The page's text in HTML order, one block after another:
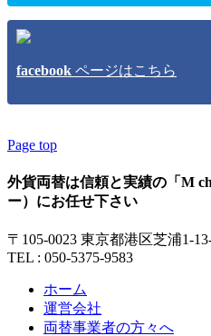
facebook ページはこちら
Page top
外貨両替は信頼と実績の「M
ー）にお任せ下さい
〒105-0023 東京都港区芝浦1-
TEL : 050-5375-9583
ホーム
運営会社
両替事業者の方々へ